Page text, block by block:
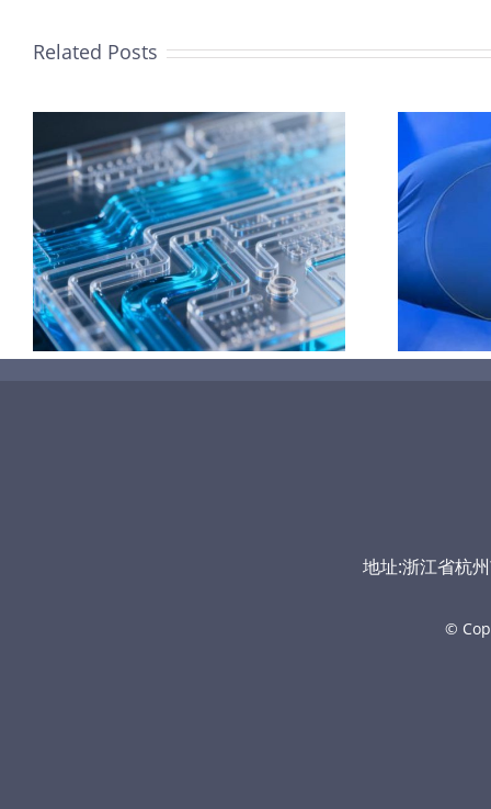
Related Posts
超声波喷涂TiO₂涂层
地址:浙江省杭
©